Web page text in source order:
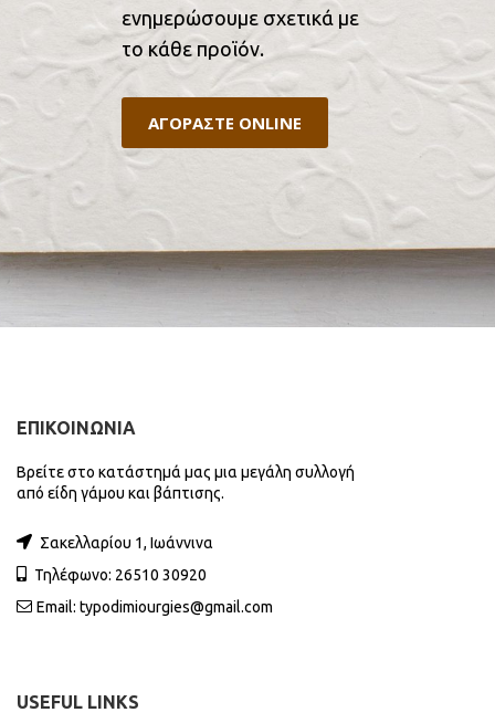
ενημερώσουμε σχετικά με
το κάθε προϊόν.
ΑΓΟΡΑΣΤΕ ONLINE
ΕΠΙΚΟΙΝΩΝΙΑ
Βρείτε στο κατάστημά μας μια μεγάλη συλλογή
από είδη γάμου και βάπτισης.
Σακελλαρίου 1, Ιωάννινα
Τηλέφωνο: 26510 30920
Email: typodimiourgies@gmail.com
USEFUL LINKS